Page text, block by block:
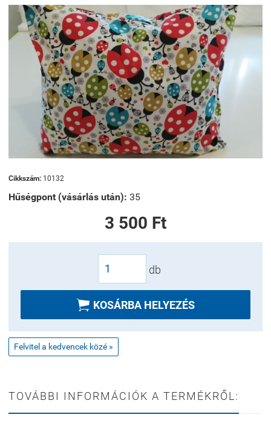
Cikkszám: 10132
Hűségpont (vásárlás után): 35
3 500 Ft
db
 KOSÁRBA HELYEZÉS
Felvitel a kedvencek közé »
TOVÁBBI INFORMÁCIÓK A TERMÉKRŐL: